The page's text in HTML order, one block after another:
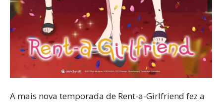
A mais nova temporada de Rent-a-Girlfriend fez a